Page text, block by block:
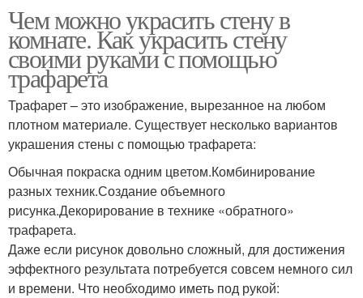
Чем можно украсить стену в
комнате. Как украсить стену
своими руками с помощью
трафарета
Трафарет – это изображение, вырезанное на любом
плотном материале. Существует несколько вариантов
украшения стены с помощью трафарета:
Обычная покраска одним цветом.Комбинирование
разных техник.Создание объемного
рисунка.Декорирование в технике «обратного»
трафарета.
Даже если рисунок довольно сложный, для достижения
эффектного результата потребуется совсем немного сил
и времени. Что необходимо иметь под рукой: